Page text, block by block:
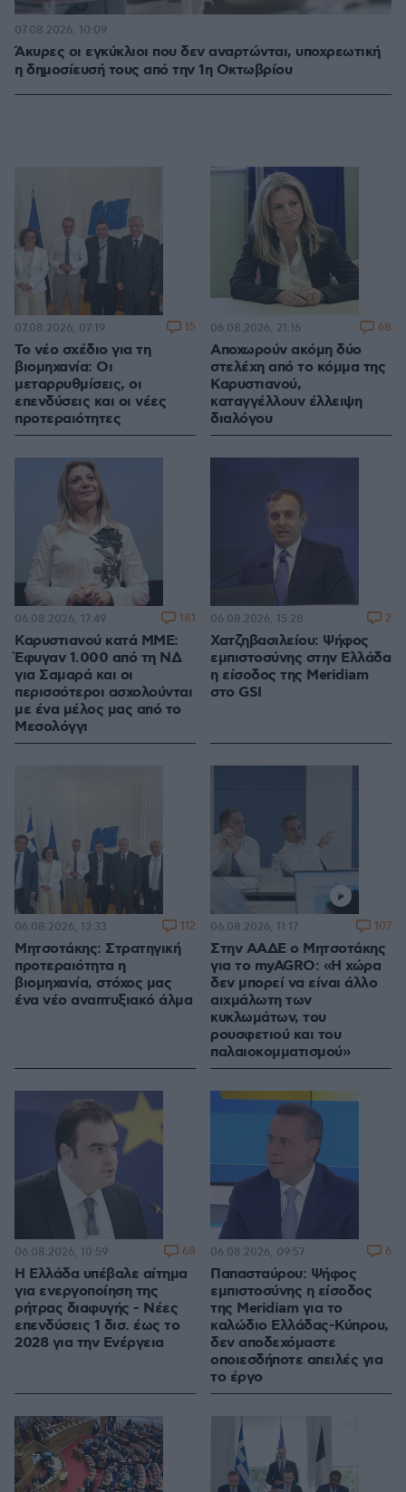
Άκυρες οι εγκύκλιοι που δεν αναρτώνται, υποχρεωτική
η δημοσίευσή τους από την 1η Οκτωβρίου
07.08.2026, 10:09
Το νέο σχέδιο για τη
βιομηχανία: Οι
μεταρρυθμίσεις, οι
επενδύσεις και οι νέες
προτεραιότητες
07.08.2026, 07:19 15
Αποχωρούν ακόμη δύο
στελέχη από το κόμμα της
Καρυστιανού,
καταγγέλλουν έλλειψη
διαλόγου
06.08.2026, 21:16 68
Καρυστιανού κατά ΜΜΕ:
Έφυγαν 1.000 από τη ΝΔ
για Σαμαρά και οι
περισσότεροι ασχολούνται
με ένα μέλος μας από το
Μεσολόγγι
06.08.2026, 17:49 181
Χατζηβασιλείου: Ψήφος
εμπιστοσύνης στην Ελλάδα
η είσοδος της Meridiam
στο GSI
06.08.2026, 15:28 2
Μητσοτάκης: Στρατηγική
προτεραιότητα η
βιομηχανία, στόχος μας
ένα νέο αναπτυξιακό άλμα
06.08.2026, 13:33 112
Στην ΑΑΔΕ ο Μητσοτάκης
για το myAGRO: «Η χώρα
δεν μπορεί να είναι άλλο
αιχμάλωτη των
κυκλωμάτων, του
ρουσφετιού και του
παλαιοκομματισμού»
06.08.2026, 11:17 107
Η Ελλάδα υπέβαλε αίτημα
για ενεργοποίηση της
ρήτρας διαφυγής - Νέες
επενδύσεις 1 δισ. έως το
2028 για την Ενέργεια
06.08.2026, 10:59 68
Παπασταύρου: Ψήφος
εμπιστοσύνης η είσοδος
της Meridiam για το
καλώδιο Ελλάδας-Κύπρου,
δεν αποδεχόμαστε
οποιεσδήποτε απειλές για
το έργο
06.08.2026, 09:57 6